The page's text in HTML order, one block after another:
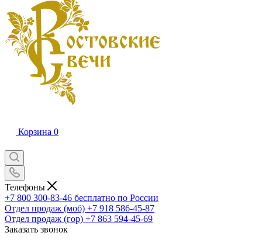
Корзина 0
Телефоны
+7 800 300-83-46 бесплатно по России
Отдел продаж (моб) +7 918 586-45-87
Отдел продаж (гор) +7 863 594-45-69
Заказать звонок